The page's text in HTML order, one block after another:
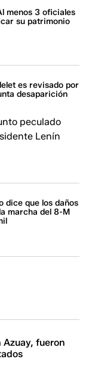
menos 3 oficiales
su patrimonio
es revisado por
desaparición
peculado
Lenín
dice que los daños
marcha del 8-M
Azuay, fueron